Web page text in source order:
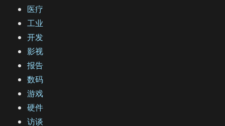
医疗
工业
开发
影视
报告
数码
游戏
硬件
访谈